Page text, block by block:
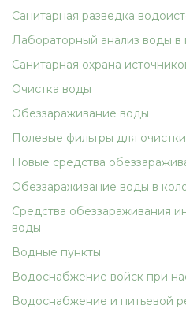
Санитарная разведка
Лабораторный анализ воды в
Санитарная охрана
Очистка воды
Обеззараживание воды
Полевые фильтры для
Новые средства
Обеззараживание воды в
Средства обеззараживания
воды
Водные пункты
Водоснабжение войск при
Водоснабжение и питьевой